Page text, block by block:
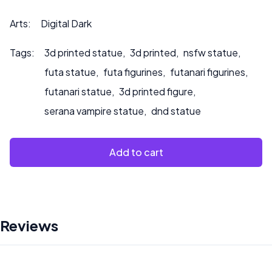
souhaitez que nous peignions le produit.
Arts: Digital Dark
Tags: 3d printed statue, 3d printed, nsfw statue,
futa statue, futa figurines, futanari figurines,
futanari statue, 3d printed figure,
serana vampire statue, dnd statue
Add to cart
Reviews